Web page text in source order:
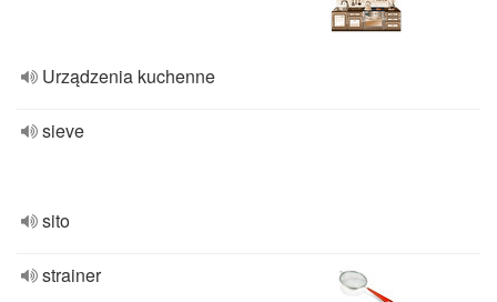
Urządzenia kuchenne
sieve
sito
strainer